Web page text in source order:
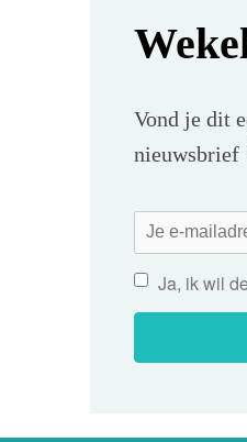
Vond je dit
nieuwsbrief
Ja, ik wil